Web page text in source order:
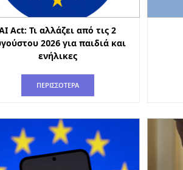
Act: Τι αλλάζει από τις 2
2026 για παιδιά και
ενήλικες
ΠΕΡΙΣΣΟΤΕΡΑ